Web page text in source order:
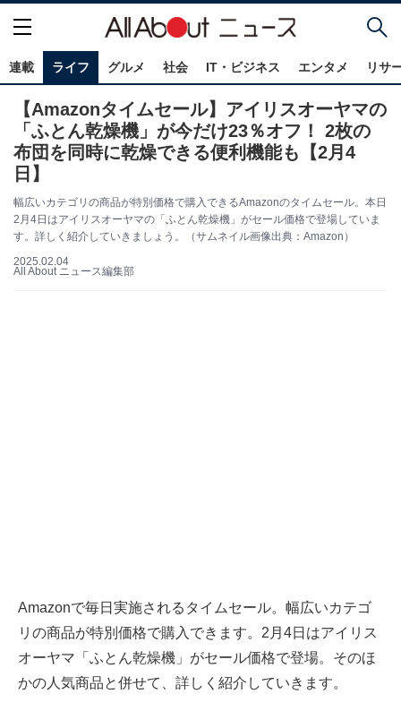
連載 ライフ グルメ 社会 IT・ビジネス エンタメ リサ
【Amazonタイムセール】アイリスオーヤマの
「ふとん乾燥機」が今だけ23％オフ！ 2枚の
布団を同時に乾燥できる便利機能も【2月4
日】
幅広いカテゴリの商品が特別価格で購入できるAmazonのタイムセール。本日
2月4日はアイリスオーヤマの「ふとん乾燥機」がセール価格で登場していま
す。詳しく紹介していきましょう。（サムネイル画像出典：Amazon）
2025.02.04
All About ニュース編集部
Amazonで毎日実施されるタイムセール。幅広いカテゴ
リの商品が特別価格で購入できます。2月4日はアイリス
オーヤマ「ふとん乾燥機」がセール価格で登場。そのほ
かの人気商品と併せて、詳しく紹介していきます。